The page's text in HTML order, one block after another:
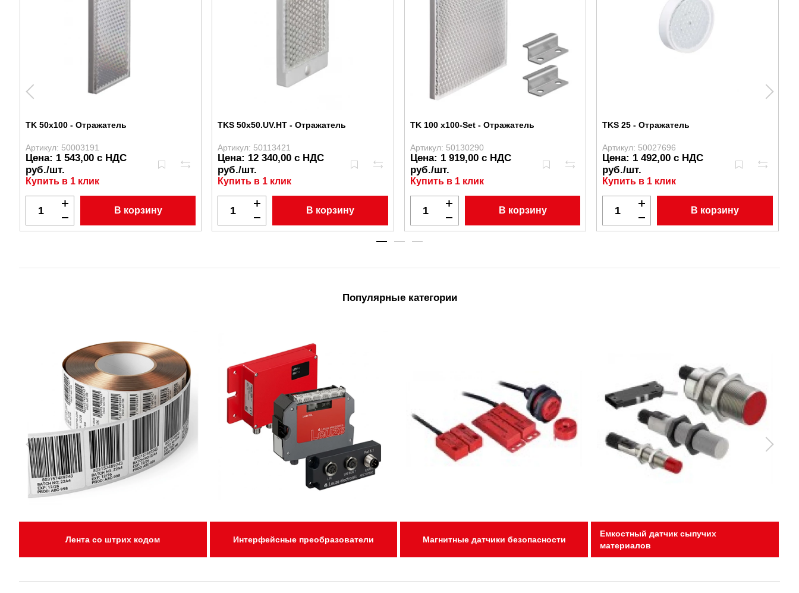
TK 50x100 - Отражатель
Артикул: 50003191
Цена: 1 543,00 с НДС
руб./шт.
Купить в 1 клик
В корзину
TKS 50x50.UV.HT - Отражатель
Артикул: 50113421
Цена: 12 340,00 с НДС
руб./шт.
Купить в 1 клик
В корзину
TK 100 x100-Set - Отражатель
Артикул: 50130290
Цена: 1 919,00 с НДС
руб./шт.
Купить в 1 клик
В корзину
TKS 25 - Отражатель
Артикул: 50027696
Цена: 1 492,00 с НДС
руб./шт.
Купить в 1 клик
В корзину
Популярные категории
Лента со штрих кодом Интерфейсные преобразователи Магнитные датчики безопасности
Емкостный датчик сыпучих
материалов